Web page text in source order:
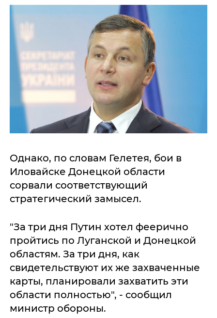
Однако, по словам Гелетея, бои в
Иловайске Донецкой области
сорвали соответствующий
стратегический замысел.
"За три дня Путин хотел феерично
пройтись по Луганской и Донецкой
областям. За три дня, как
свидетельствуют их же захваченные
карты, планировали захватить эти
области полностью", - сообщил
министр обороны.